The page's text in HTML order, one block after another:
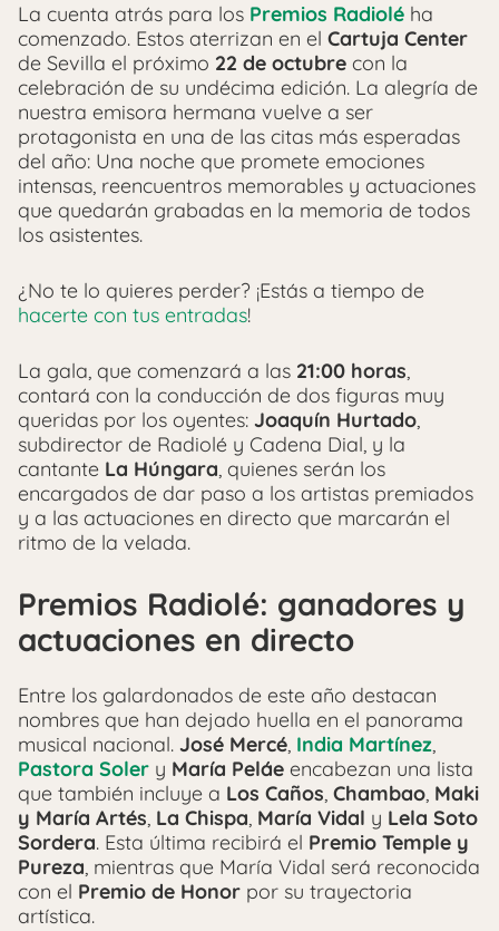
La cuenta atrás para los Premios Radiolé ha
comenzado. Estos aterrizan en el Cartuja Center
de Sevilla el próximo 22 de octubre con la
celebración de su undécima edición. La alegría de
nuestra emisora hermana vuelve a ser
protagonista en una de las citas más esperadas
del año: Una noche que promete emociones
intensas, reencuentros memorables y actuaciones
que quedarán grabadas en la memoria de todos
los asistentes.
¿No te lo quieres perder? ¡Estás a tiempo de
hacerte con tus entradas!
La gala, que comenzará a las 21:00 horas,
contará con la conducción de dos figuras muy
queridas por los oyentes: Joaquín Hurtado,
subdirector de Radiolé y Cadena Dial, y la
cantante La Húngara, quienes serán los
encargados de dar paso a los artistas premiados
y a las actuaciones en directo que marcarán el
ritmo de la velada.
Premios Radiolé: ganadores y
actuaciones en directo
Entre los galardonados de este año destacan
nombres que han dejado huella en el panorama
musical nacional. José Mercé, India Martínez,
Pastora Soler y María Peláe encabezan una lista
que también incluye a Los Caños, Chambao, Maki
y María Artés, La Chispa, María Vidal y Lela Soto
Sordera. Esta última recibirá el Premio Temple y
Pureza, mientras que María Vidal será reconocida
con el Premio de Honor por su trayectoria
artística.